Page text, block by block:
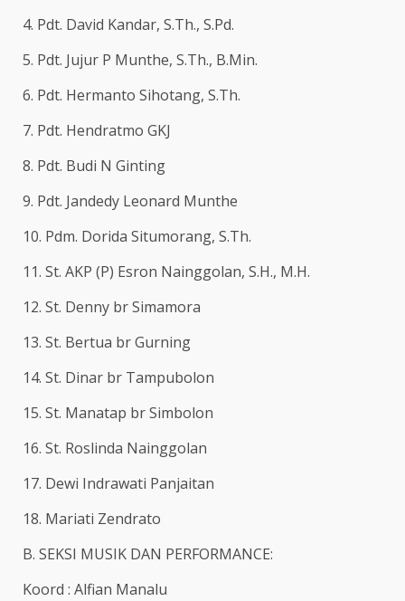
4. Pdt. David Kandar, S.Th., S.Pd.
5. Pdt. Jujur P Munthe, S.Th., B.Min.
6. Pdt. Hermanto Sihotang, S.Th.
7. Pdt. Hendratmo GKJ
8. Pdt. Budi N Ginting
9. Pdt. Jandedy Leonard Munthe
10. Pdm. Dorida Situmorang, S.Th.
11. St. AKP (P) Esron Nainggolan, S.H., M.H.
12. St. Denny br Simamora
13. St. Bertua br Gurning
14. St. Dinar br Tampubolon
15. St. Manatap br Simbolon
16. St. Roslinda Nainggolan
17. Dewi Indrawati Panjaitan
18. Mariati Zendrato
B. SEKSI MUSIK DAN PERFORMANCE:
Koord : Alfian Manalu